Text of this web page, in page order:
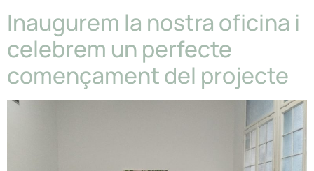
Inaugurem la nostra oficina i
celebrem un perfecte
començament del projecte